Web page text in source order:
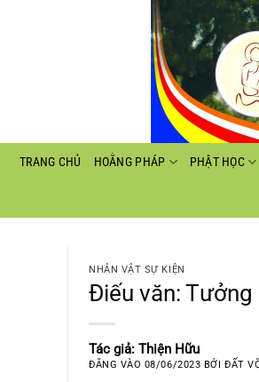
TRANG CHỦ HOẰNG PHÁP PHẬT HỌC
NHÂN VẬT SỰ KIỆN
Điếu văn:
Tác giả: Thiện Hữu
ĐĂNG VÀO 08/06/2023 BỞI ĐẤT